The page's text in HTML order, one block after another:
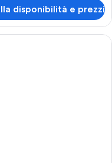
disponibilità e prezzi
d'albergo con una TV